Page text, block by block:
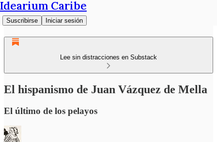
Idearium Caribe
Suscribirse Iniciar sesión
Lee sin distracciones en Substack
El hispanismo de Juan Vázquez de Mella
El último de los pelayos